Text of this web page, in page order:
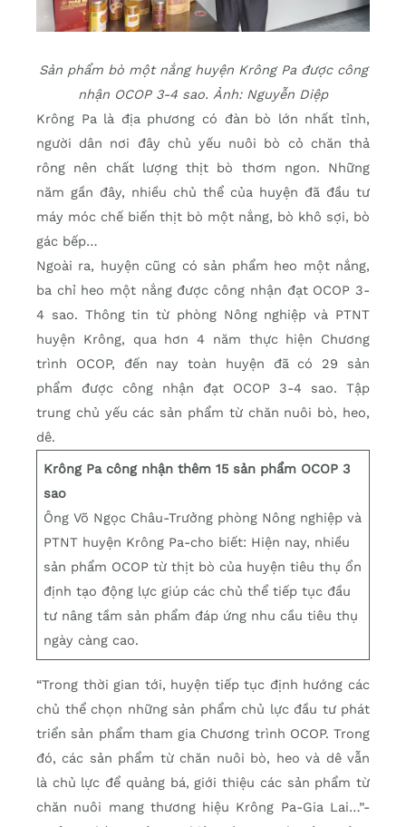
Sản phẩm bò một nắng huyện Krông Pa được công
nhận OCOP 3-4 sao. Ảnh: Nguyễn Diệp
Krông Pa là địa phương có đàn bò lớn nhất tỉnh,
người dân nơi đây chủ yếu nuôi bò cỏ chăn thả
rông nên chất lượng thịt bò thơm ngon. Những
năm gần đây, nhiều chủ thể của huyện đã đầu tư
máy móc chế biến thịt bò một nắng, bò khô sợi, bò
gác bếp…
Ngoài ra, huyện cũng có sản phẩm heo một nắng,
ba chỉ heo một nắng được công nhận đạt OCOP 3-
4 sao. Thông tin từ phòng Nông nghiệp và PTNT
huyện Krông, qua hơn 4 năm thực hiện Chương
trình OCOP, đến nay toàn huyện đã có 29 sản
phẩm được công nhận đạt OCOP 3-4 sao. Tập
trung chủ yếu các sản phẩm từ chăn nuôi bò, heo,
dê.
Krông Pa công nhận thêm 15 sản phẩm OCOP 3
sao
Ông Võ Ngọc Châu-Trưởng phòng Nông nghiệp và
PTNT huyện Krông Pa-cho biết: Hiện nay, nhiều
sản phẩm OCOP từ thịt bò của huyện tiêu thụ ổn
định tạo động lực giúp các chủ thể tiếp tục đầu
tư nâng tầm sản phẩm đáp ứng nhu cầu tiêu thụ
ngày càng cao.
“Trong thời gian tới, huyện tiếp tục định hướng các
chủ thể chọn những sản phẩm chủ lực đầu tư phát
triển sản phẩm tham gia Chương trình OCOP. Trong
đó, các sản phẩm từ chăn nuôi bò, heo và dê vẫn
là chủ lực để quảng bá, giới thiệu các sản phẩm từ
chăn nuôi mang thương hiệu Krông Pa-Gia Lai…”-